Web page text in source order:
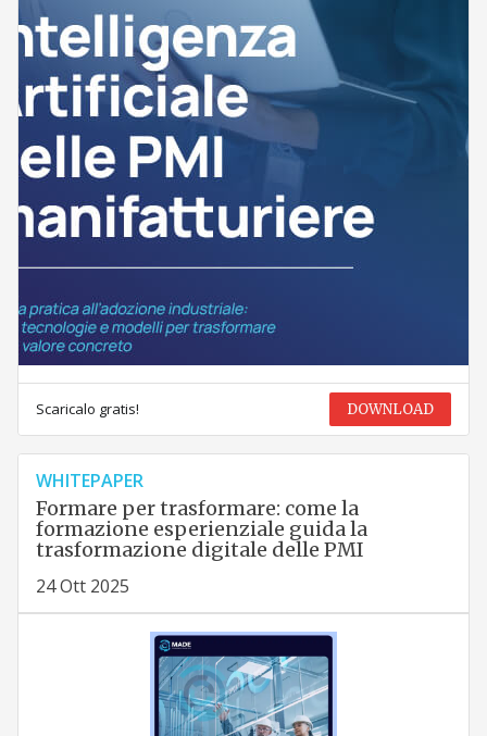
Scaricalo gratis! DOWNLOAD
WHITEPAPER
Formare per trasformare: come la
formazione esperienziale guida la
trasformazione digitale delle PMI
24 Ott 2025